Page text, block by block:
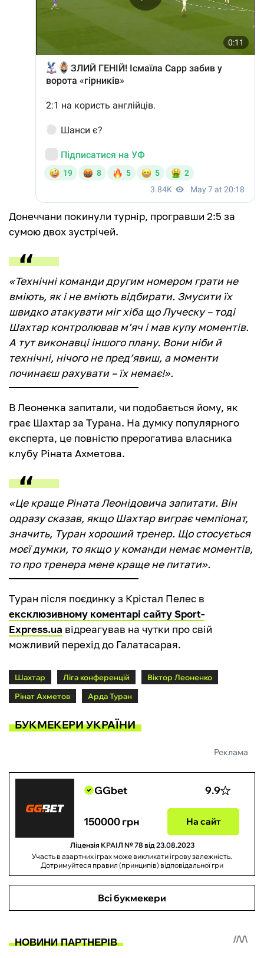
Донеччани покинули турнір, програвши 2:5 за
сумою двох зустрічей.
«Технічні команди другим номером грати не
вміють, як і не вміють відбирати. Змусити їх
швидко атакувати міг хіба що Луческу – тоді
Шахтар контролював м’яч і мав купу моментів.
А тут виконавці іншого плану. Вони ніби й
технічні, нічого не пред’явиш, а моменти
починаєш рахувати – їх немає!».
В Леоненка запитали, чи подобається йому, як
грає Шахтар за Турана. На думку популярного
експерта, це повністю прерогатива власника
клубу Ріната Ахметова.
«Це краще Ріната Леонідовича запитати. Він
одразу сказав, якщо Шахтар виграє чемпіонат,
значить, Туран хороший тренер. Що стосується
моєї думки, то якщо у команди немає моментів,
то про тренера мене краще не питати».
Туран після поєдинку з Крістал Пелес в
ексклюзивному коментарі сайту Sport-
Express.ua відреагував на чутки про свій
можливий перехід до Галатасарая.
Шахтар Ліга конференцій
Віктор Леоненко
Рінат Ахметов
Арда Туран
БУКМЕКЕРИ УКРАЇНИ
Реклама
GGbet 9.9
150000 грн На сайт
Ліцензія КРАІЛ № 78 від 23.08.2023
Участь в азартних іграх може викликати ігрову залежність.
Дотримуйтеся правил (принципів) відповідальної гри
Всі букмекери